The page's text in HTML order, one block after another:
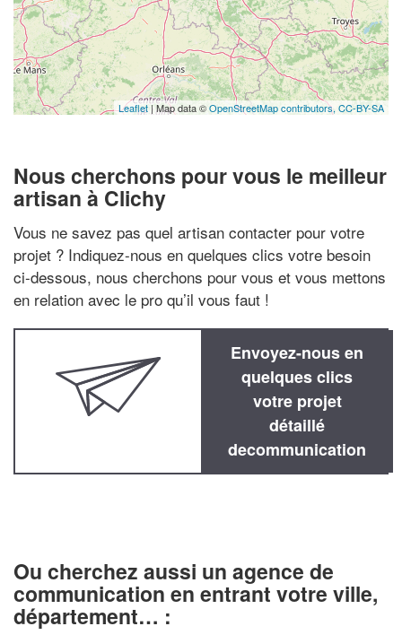
Leaflet| Map data ©OpenStreetMap contributors, CC-BY-SA
Nous cherchons pour vous le meilleur
artisan à Clichy
Vous ne savez pas quel artisan contacter pour votre
projet ? Indiquez-nous en quelques clics votre besoin
ci-dessous, nous cherchons pour vous et vous mettons
en relation avec le pro qu’il vous faut !
Envoyez-nous en
quelques clics
votre projet
détaillé
decommunication
Ou cherchez aussi un agence de
communication en entrant votre ville,
département… :